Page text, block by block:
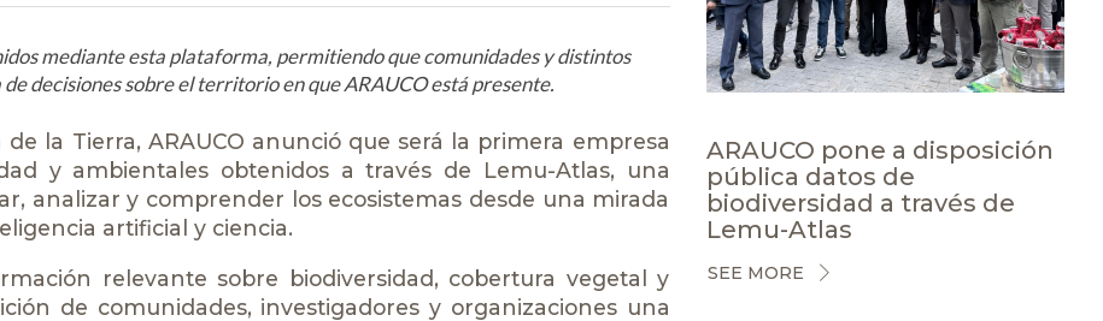
mediante esta plataforma, permitiendo que comunidades y distintos
decisiones sobre el territorio en que ARAUCO está presente.
la Tierra, ARAUCO anunció que será la primera empresa
y ambientales obtenidos a través de Lemu-Atlas, una
analizar y comprender los ecosistemas desde una mirada
artificial y ciencia.
relevante sobre biodiversidad, cobertura vegetal y
de comunidades, investigadores y organizaciones una
ARAUCO pone a disposición
pública datos de
biodiversidad a través de
Lemu-Atlas
SEE MORE